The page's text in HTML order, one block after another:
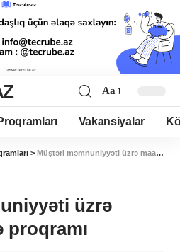
Aa
Vakansiyalar
> Müştəri məmnuniyyəti üzrə maaşlı təcrübə proqramı
üzrə
proqramı